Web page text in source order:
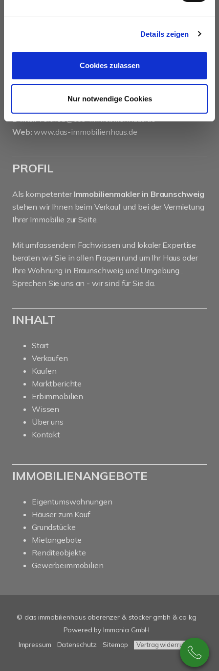
Details zeigen
Cookies zulassen
Nur notwendige Cookies
das immobilienhaus oberenzer & stöcker gmbh &
38100 Braunschweig
Tel.:0531 26 15 60
0531 26 15 619
E-Mail:vertrieb@das-immobilienhaus.de
Web: www.das-immobilienhaus.de
PROFIL
Als kompetenter Immobilienmakler in Braunschweig
stehen wir Ihnen beim Verkauf und bei der Vermietung
Ihrer Immobilie zur Seite.
Mit umfassendem Fachwissen und lokaler Expertise
beraten wir Sie in allen Fragen rund um Ihr Haus oder
Ihre Wohnung in Braunschweig und Umgebung .
Sprechen Sie uns an - wir sind für Sie da.
INHALT
Start
Verkaufen
Kaufen
Marktberichte
Erbimmobilien
Wissen
Über uns
Kontakt
IMMOBILIENANGEBOTE
Eigentumswohnungen
Häuser zum Kauf
Grundstücke
Mietangebote
Renditeobjekte
Gewerbeimmobilien
© das immobilienhaus oberenzer & stöcker gmbh & co kg
Powered by Immonia GmbH
Impressum
Datenschutz Sitemap Vertrag widerrufen